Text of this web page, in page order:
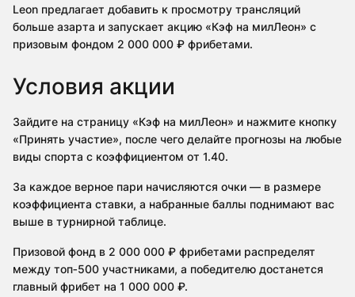
Leon предлагает добавить к просмотру трансляций
больше азарта и запускает акцию «Кэф на милЛеон» с
призовым фондом 2 000 000 ₽ фрибетами.
Условия акции
Зайдите на страницу «Кэф на милЛеон» и нажмите кнопку
«Принять участие», после чего делайте прогнозы на любые
виды спорта с коэффициентом от 1.40.
За каждое верное пари начисляются очки — в размере
коэффициента ставки, а набранные баллы поднимают вас
выше в турнирной таблице.
Призовой фонд в 2 000 000 ₽ фрибетами распределят
между топ‑500 участниками, а победителю достанется
главный фрибет на 1 000 000 ₽.